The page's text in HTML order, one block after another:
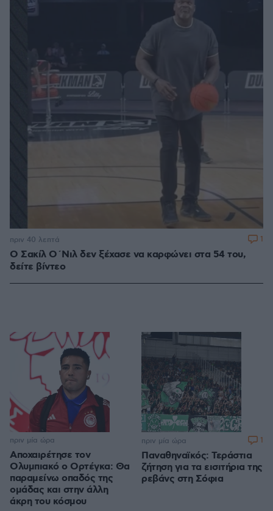
Ο Σακίλ Ο΄Νιλ δεν ξέχασε να καρφώνει στα 54 του,
δείτε βίντεο
πριν 40 λεπτά 1
Αποχαιρέτησε τον
Ολυμπιακό ο Ορτέγκα: Θα
παραμείνω οπαδός της
ομάδας και στην άλλη
άκρη του κόσμου
πριν μία ώρα
Παναθηναϊκός: Τεράστια
ζήτηση για τα εισιτήρια της
ρεβάνς στη Σόφια
πριν μία ώρα 1